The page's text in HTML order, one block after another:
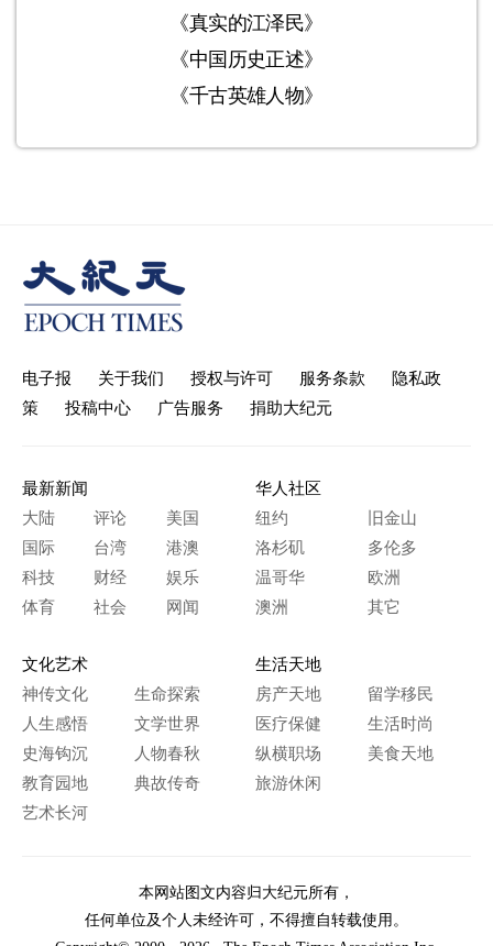
《真实的江泽民》
《中国历史正述》
《千古英雄人物》
电子报 关于我们 授权与许可 服务条款
隐私政
策
投稿中心 广告服务 捐助大纪元
最新新闻
大陆
评论
美国
国际
台湾
港澳
科技
财经
娱乐
体育
社会 网闻
华人社区
纽约
旧金山
洛杉矶
多伦多
温哥华
欧洲
澳洲
其它
文化艺术
神传文化
生命探索
人生感悟
文学世界
史海钩沉
人物春秋
教育园地
典故传奇
艺术长河
生活天地
房产天地
留学移民
医疗保健
生活时尚
纵横职场
美食天地
旅游休闲
本网站图文内容归大纪元所有，
任何单位及个人未经许可，不得擅自转载使用。